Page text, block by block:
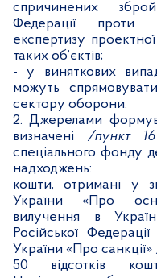
спричинених
Федерації проти
експертизу
таких об’єктів;
-
у виняткових
можуть
сектору оборони.
2. Джерелами
визначені /пункт
спеціального фонду
надходжень:
кошти, отримані у
України «Про
вилучення в
Російської
України «Про санкції»
50
відсотків